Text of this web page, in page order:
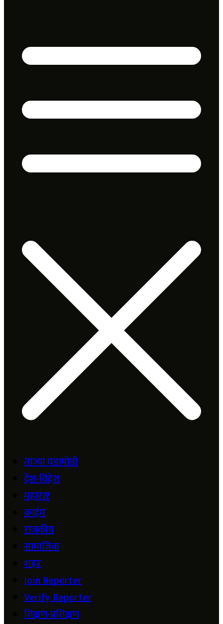
ताज्या घडामोडी
देश-विदेश
महाराष्ट्र
क्राईम
राजकीय
सामाजिक
शहर
Join Reporter
Verify Reporter
शिक्षण-प्रशिक्षण